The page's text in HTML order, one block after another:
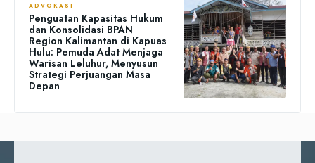
ADVOKASI
Penguatan Kapasitas Hukum
dan Konsolidasi BPAN
Region Kalimantan di Kapuas
Hulu: Pemuda Adat Menjaga
Warisan Leluhur, Menyusun
Strategi Perjuangan Masa
Depan